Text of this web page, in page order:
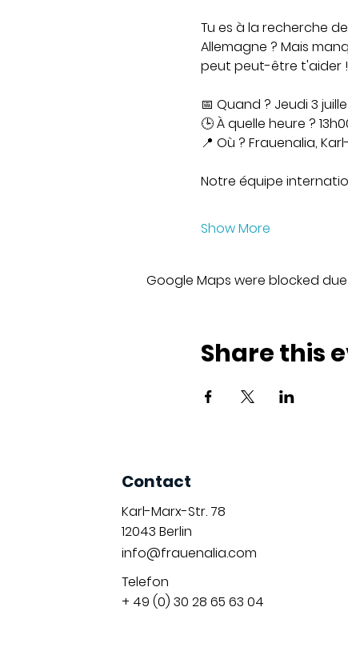
Tu es à la recherche
Allemagne ? Mais
peut peut-être t'aider !
📅 Quand ? Jeudi 3
🕒 À quelle heure ?
📍 Où ? Frauenalia,
Notre équipe
Show More
Google Maps were blocked
Share this
Contact
Karl-Marx-Str. 78
12043 Berlin
info@frauenalia.com
Telefon
+ 49 (0) 30 28 65 63 04